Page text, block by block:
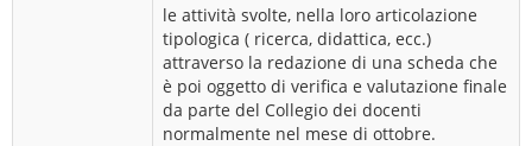
le attività svolte, nella loro articolazione
tipologica ( ricerca, didattica, ecc.)
attraverso la redazione di una scheda che
è poi oggetto di verifica e valutazione finale
da parte del Collegio dei docenti
normalmente nel mese di ottobre.